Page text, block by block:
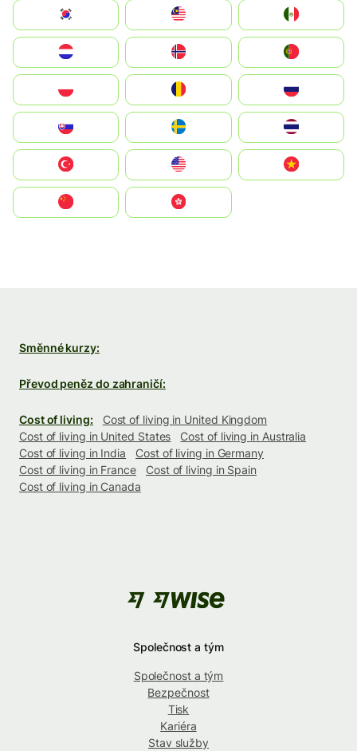
South Korea
United States
中國香港特別行政區
Směnné kurzy:
Převod peněz do zahraničí:
Cost of living:
Cost of living in United Kingdom
Cost of living in United States
Cost of living in Australia
Cost of living in India
Cost of living in Germany
Cost of living in France
Cost of living in Spain
Cost of living in Canada
Společnost a tým
Společnost a tým
Bezpečnost
Tisk
Kariéra
Stav služby